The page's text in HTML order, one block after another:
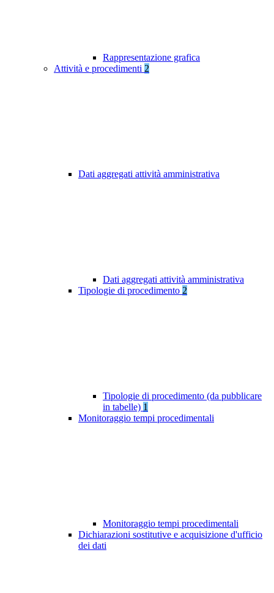
Rappresentazione grafica
Attività e procedimenti 2
Dati aggregati attività amministrativa
Dati aggregati attività amministrativa
Tipologie di procedimento 2
Tipologie di procedimento (da pubblicare
in tabelle) 1
Monitoraggio tempi procedimentali
Monitoraggio tempi procedimentali
Dichiarazioni sostitutive e acquisizione d'ufficio
dei dati